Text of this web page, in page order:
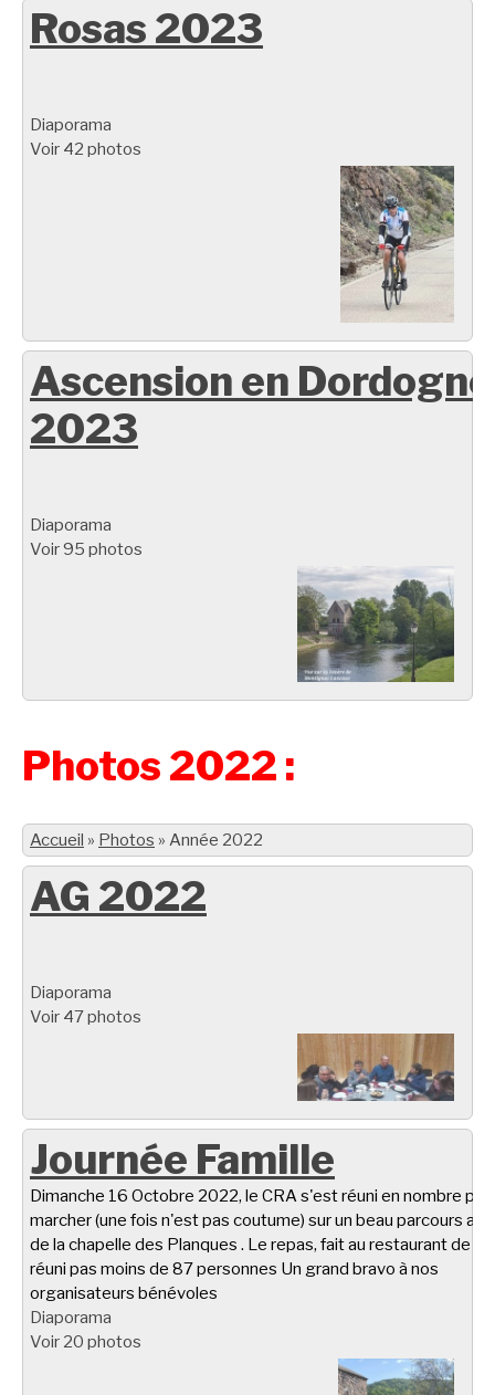
Rosas 2023
Diaporama
Voir 42 photos
Ascension en Dordogne
2023
Diaporama
Voir 95 photos
Photos 2022 :
Accueil » Photos » Année 2022
AG 2022
Diaporama
Voir 47 photos
Journée Famille
Dimanche 16 Octobre 2022, le CRA s'est réuni en nombre
marcher (une fois n'est pas coutume) sur un beau parcours
de la chapelle des Planques . Le repas, fait au restaurant de
réuni pas moins de 87 personnes Un grand bravo à nos
organisateurs bénévoles
Diaporama
Voir 20 photos